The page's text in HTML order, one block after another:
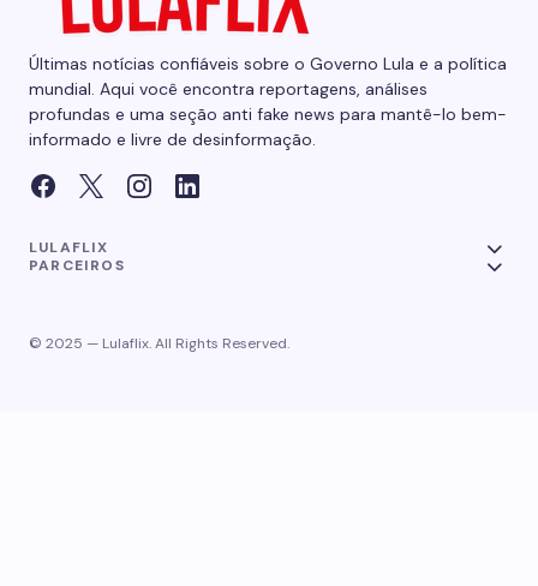
Últimas notícias confiáveis sobre o Governo Lula e a política
mundial. Aqui você encontra reportagens, análises
profundas e uma seção anti fake news para mantê-lo bem-
informado e livre de desinformação.
LULAFLIX
PARCEIROS
© 2025 — Lulaflix. All Rights Reserved.